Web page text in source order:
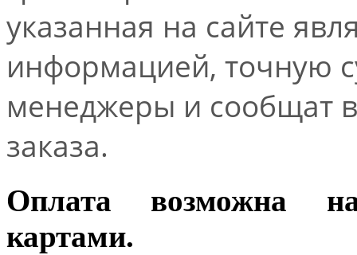
указанная на сайте
информацией, точную
менеджеры и сообщат
заказа.
Оплата возможна
картами.